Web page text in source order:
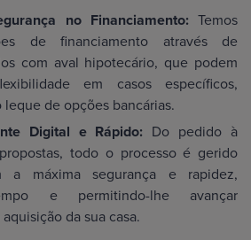
no Financiamento: Temos
de financiamento através de
com aval hipotecário, que podem
em casos específicos,
de opções bancárias.
Digital e Rápido: Do pedido à
todo o processo é gerido
a máxima segurança e rapidez,
e permitindo-lhe avançar
da sua casa.